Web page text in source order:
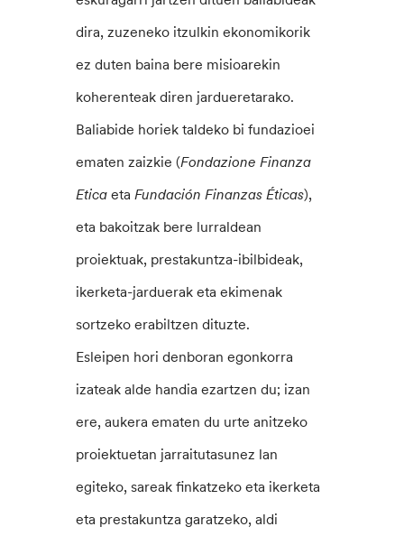
dira, zuzeneko itzulkin ekonomikorik
ez duten baina bere misioarekin
koherenteak diren jardueretarako.
Baliabide horiek taldeko bi fundazioei
ematen zaizkie (Fondazione Finanza
Etica eta Fundación Finanzas Éticas),
eta bakoitzak bere lurraldean
proiektuak, prestakuntza-ibilbideak,
ikerketa-jarduerak eta ekimenak
sortzeko erabiltzen dituzte.
Esleipen hori denboran egonkorra
izateak alde handia ezartzen du; izan
ere, aukera ematen du urte anitzeko
proiektuetan jarraitutasunez lan
egiteko, sareak finkatzeko eta ikerketa
eta prestakuntza garatzeko, aldi